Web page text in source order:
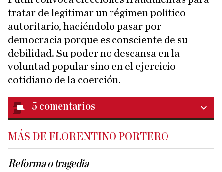
tratar de legitimar un régimen político
autoritario, haciéndolo pasar por
democracia porque es consciente de su
debilidad. Su poder no descansa en la
voluntad popular sino en el ejercicio
cotidiano de la coerción.
5 comentarios
MÁS DE FLORENTINO PORTERO
Reforma o tragedia